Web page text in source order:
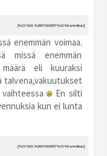
[%23.%01.%2007 kti2007 %22:%tammikuu]
enemmän voimaa.
missä enemmän
eli kuuraksi
talvena,vakuutukset
vaihteessa
En silti
kun ei lunta
[%23.%01.%2007 kti2007 %23:%tammikuu]